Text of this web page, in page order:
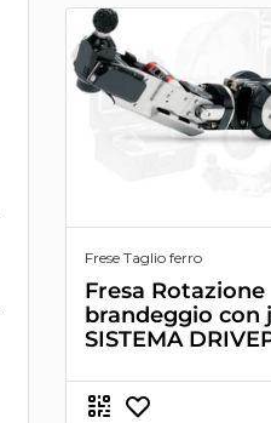
Frese Taglio ferro
Fresa Rotazione
brandeggio con
SISTEMA